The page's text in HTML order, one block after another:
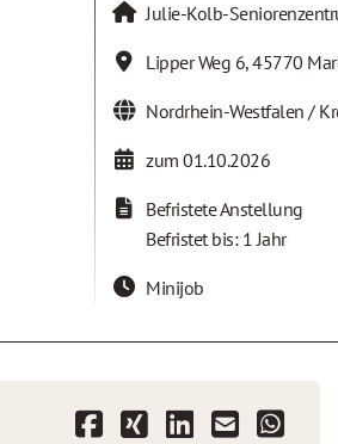
Julie-Kolb-
Lipper Weg 6,45770
Nordrhein-Westfalen /
zum 01.10.2026
Befristete Anstellung
Befristet bis: 1 Jahr
Minijob